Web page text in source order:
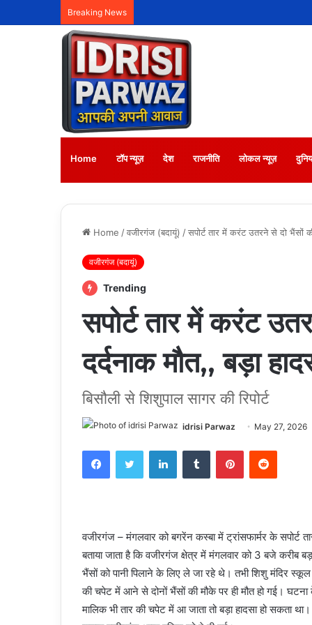
Breaking News
Home टॉप न्यूज़ देश राजनीति लोकल न्यूज़
Home /वजीरगंज (बदायूं) /सपोर्ट तार में करंट उतरने से दो भैंसों
वजीरगंज (बदायूं)
Trending
सपोर्ट तार में करंट
दर्दनाक मौत,, बड़ा
बिसौली से शिशुपाल सागर की रिपोर्ट
idrisi Parwaz May 27, 2026
वजीरगंज – मंगलवार को बगरेंन कस्बा में ट्रांसफार्मर के सपोर्ट
बताया जाता है कि वजीरगंज क्षेत्र में मंगलवार को 3 बजे करीब
भैंसों को पानी पिलाने के लिए ले जा रहे थे। तभी शिशु मंदिर
की चपेट में आने से दोनों भैंसों की मौके पर ही मौत हो गई।
मालिक भी तार की चपेट में आ जाता तो बड़ा हादसा हो सकता